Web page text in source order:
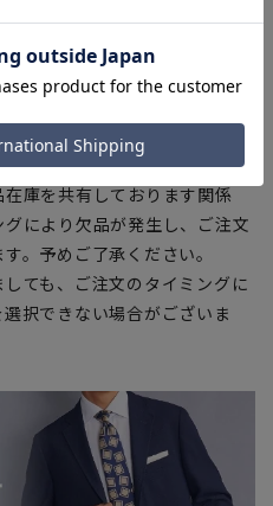
ヌードサイズ)を記載している
境、また撮影時の室内外の光
像の色味が異なる場合がござ
庫を共有しております関係
により欠品が発生し、ご注文
。予めご了承ください。
ても、ご注文のタイミングに
択できない場合がございま